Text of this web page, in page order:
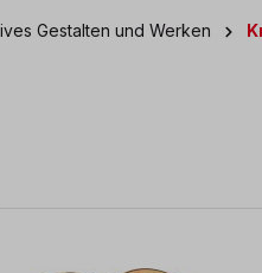
Gestalten und Werken